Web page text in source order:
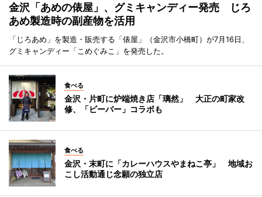
金沢「あめの俵屋」、グミキャンディー発売 じろ
あめ製造時の副産物を活用
「じろあめ」を製造・販売する「俵屋」（金沢市小橋町）が7月16日、
グミキャンディー「こめぐみこ」を発売した。
食べる
金沢・片町に炉端焼き店「璃然」 大正の町家改
修、「ビーバー」コラボも
食べる
金沢・末町に「カレーハウスやまねこ亭」 地域お
こし活動通じ念願の独立店